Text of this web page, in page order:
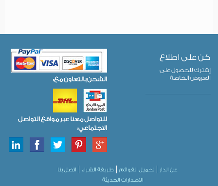
كن على اطلاع
إشترك للحصول على
العروض الخاصة
الشحن بالتعاون مع:
للتواصل معنا عبر مواقع التواصل
الاجتماعي:
عن الدار تحميل القوائم طريقة الشراء
اتصل بنا
الاصدارات الحديثة